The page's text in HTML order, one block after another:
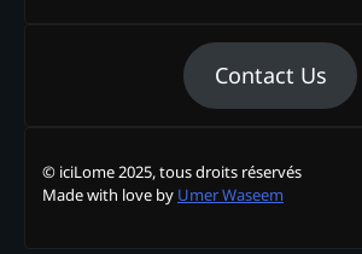
Contact Us
© iciLome 2025, tous droits réservés
Made with love by Umer Waseem